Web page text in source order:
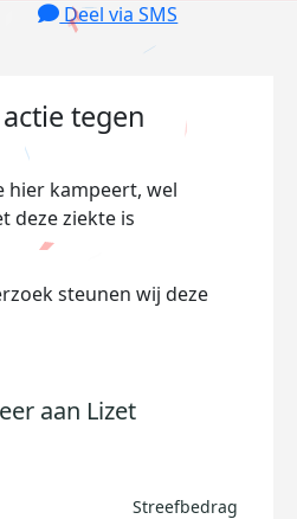
Deel via SMS
tegen
hier kampeert, wel
deze ziekte is
steunen wij deze
aan Lizet
Streefbedrag